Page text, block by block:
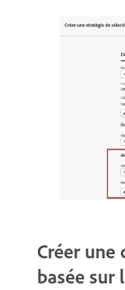
Créer une
basée sur